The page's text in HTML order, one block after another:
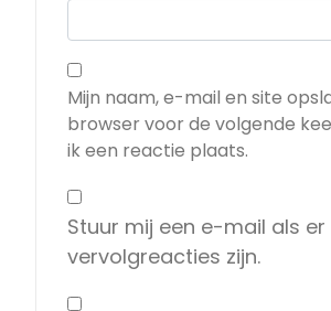
Mijn naam, e-mail en site
browser voor de volgende
ik een reactie plaats.
Stuur mij een e-mail als er
vervolgreacties zijn.